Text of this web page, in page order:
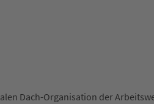
Dach-Organisation der